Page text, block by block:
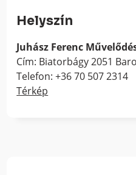
Helyszín
Juhász Ferenc
Cím: Biatorbágy 2051
Telefon: +36 70 507 2314
Térkép